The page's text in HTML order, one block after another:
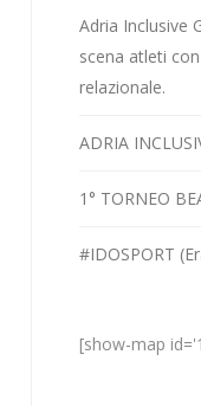
Adria Inclusive
scena atleti
relazionale.
ADRIA
1° TORNEO
#IDOSPORT
[show-map